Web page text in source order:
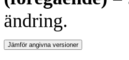
ändring.